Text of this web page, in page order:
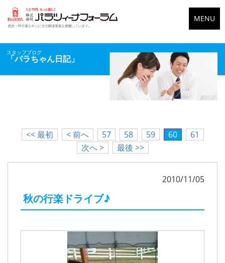
MENU
スタッフブログ
「パラちゃん日記」
<< 最初 < 前へ 57 58 59 60
61
次へ >
最後 >>
2010/11/05
秋の行楽ドライブ♪